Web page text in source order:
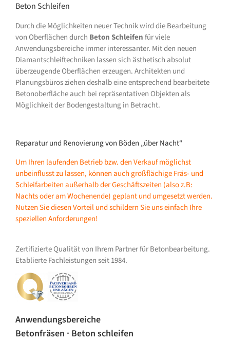
Beton Schleifen
Durch die Möglichkeiten neuer Technik wird die Bearbeitung
von Oberflächen durch Beton Schleifenfür viele
Anwendungsbereiche immer interessanter. Mit den neuen
Diamantschleiftechniken lassen sich ästhetisch absolut
überzeugende Oberflächen erzeugen. Architekten und
Planungsbüros ziehen deshalb eine entsprechend bearbeitete
Betonoberfläche auch bei repräsentativen Objekten als
Möglichkeit der Bodengestaltung in Betracht.
Reparatur und Renovierung von Böden „über Nacht“
Um Ihren laufenden Betrieb bzw. den Verkauf möglichst
unbeinflusst zu lassen, können auch großflächige Fräs- und
Schleifarbeiten außerhalb der Geschäftszeiten (also z.B:
Nachts oder am Wochenende) geplant und umgesetzt werden.
Nutzen Sie diesen Vorteil und schildern Sie uns einfach Ihre
speziellen Anforderungen!
Zertifizierte Qualität von Ihrem Partner für Betonbearbeitung.
Etablierte Fachleistungen seit 1984.
Anwendungsbereiche
Betonfräsen · Beton schleifen